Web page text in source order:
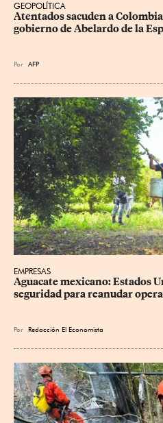
GEOPOLÍTICA
Atentados sacuden a
gobierno de Abelardo de la
Por AFP
EMPRESAS
Aguacate mexicano: Estados
seguridad para reanudar
Por Redacción El Economista